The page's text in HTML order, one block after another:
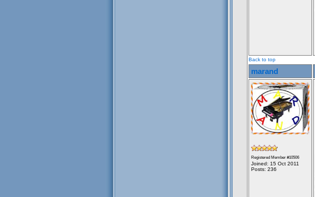
Back to top
marand
Registered Member #10506
Joined: 15 Oct 2011
Posts: 236